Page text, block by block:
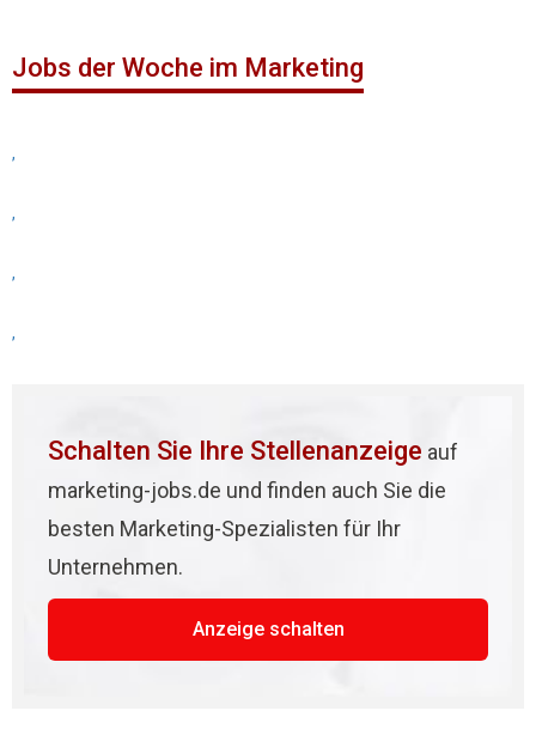
Jobs der Woche im Marketing
,
,
,
,
Schalten Sie Ihre Stellenanzeige auf
marketing-jobs.de und finden auch Sie die
besten Marketing-Spezialisten für Ihr
Unternehmen.
Anzeige schalten